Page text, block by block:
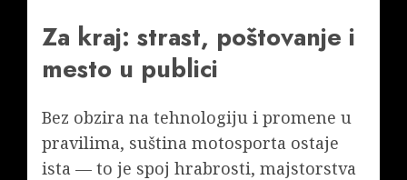
Za kraj: strast, poštovanje i
mesto u publici
Bez obzira na tehnologiju i promene u
pravilima, suština motosporta ostaje
ista — to je spoj hrabrosti, majstorstva